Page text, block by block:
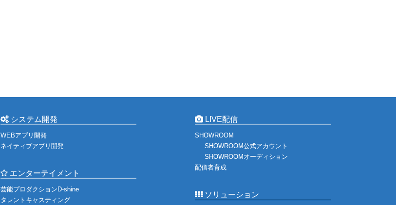
システム開発
WEBアプリ開発
ネイティブアプリ開発
エンターテイメント
芸能プロダクションD-shine
タレントキャスティング
LIVE配信
SHOWROOM
SHOWROOM公式アカウント
SHOWROOMオーディション
配信者育成
ソリューション